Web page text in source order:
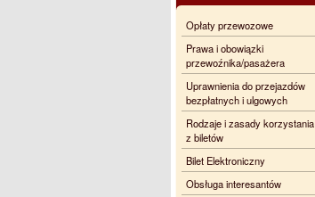
Opłaty przewozowe
Prawa i obowiązki
przewoźnika/pasażera
Uprawnienia do przejazdów
bezpłatnych i ulgowych
Rodzaje i zasady korzystania
z biletów
Bilet Elektroniczny
Obsługa interesantów